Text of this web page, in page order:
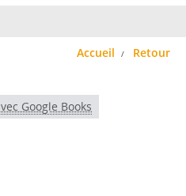
Accueil Retour
Google Books